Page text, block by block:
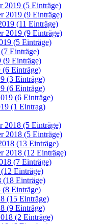
2019 (5 Einträge)
2019 (9 Einträge)
(11 Einträge)
2019 (9 Einträge)
(5 Einträge)
Einträge)
(9 Einträge)
Einträge)
(3 Einträge)
(6 Einträge)
(6 Einträge)
(1 Eintrag)
2018 (5 Einträge)
2018 (5 Einträge)
(13 Einträge)
2018 (12 Einträge)
(7 Einträge)
Einträge)
(18 Einträge)
Einträge)
(15 Einträge)
(9 Einträge)
(2 Einträge)